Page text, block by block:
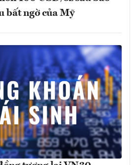
bất ngờ của Mỹ